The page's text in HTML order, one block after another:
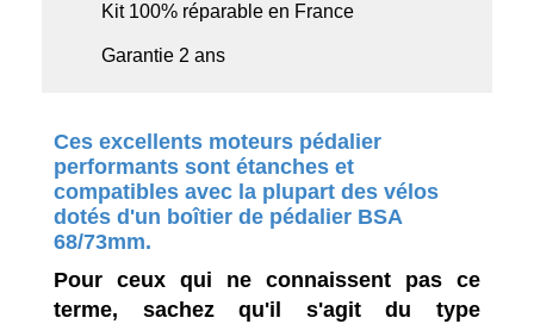
Kit 100% réparable en France
Garantie 2 ans
Ces excellents moteurs pédalier
performants sont étanches et
compatibles avec la plupart des vélos
dotés d'un boîtier de pédalier BSA
68/73mm.
Pour ceux qui ne connaissent pas ce
terme, sachez qu'il s'agit du type